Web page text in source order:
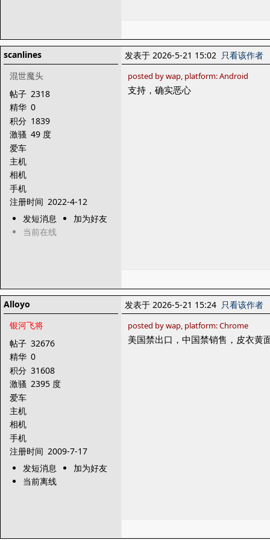
scanlines
混世魔头
帖子 2318
精华 0
积分 1839
激骚 49 度
爱车
主机
相机
手机
注册时间 2022-4-12
发短消息
加为好友
当前在线
发表于 2026-5-21 15:02 只看该作者
posted by wap, platform: Android
支持，确实恶心
Alloyo
银河飞将
帖子 32676
精华 0
积分 31608
激骚 2395 度
爱车
主机
相机
手机
注册时间 2009-7-17
发短消息
加为好友
当前离线
发表于 2026-5-21 15:24 只看该作者
posted by wap, platform: Chrome
美国禁出口，中国禁销售，皮衣黄